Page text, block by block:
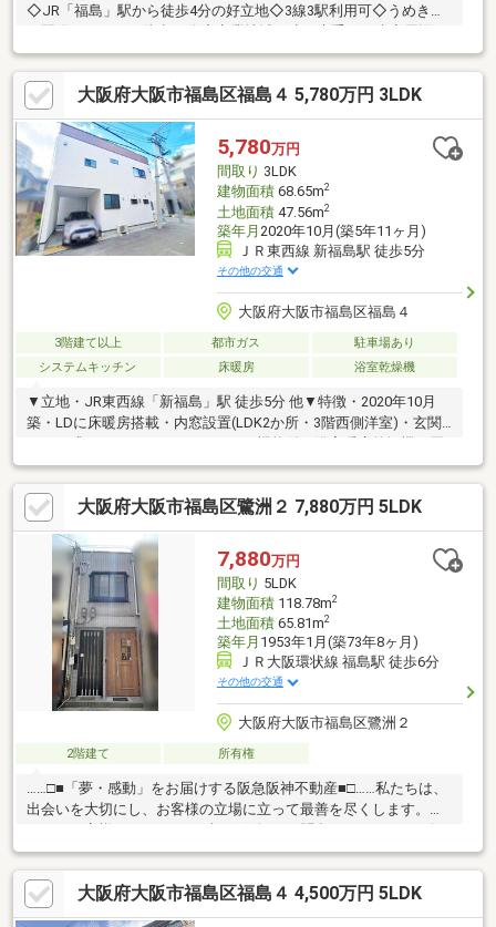
◇JR「福島」駅から徒歩4分の好立地◇3線3駅利用可◇うめきた
は飲食店やスーパー等も豊富な立地◇信号を通過しない安全ルー
トで通学可能な上福島小学校まで徒歩3分
大阪府大阪市福島区福島４ 5,780万円 3LDK
5,780万円
間取り 3LDK
建物面積68.65m2
土地面積47.56m2
築年月 2020年10月(築5年11ヶ月)
ＪＲ東西線 新福島駅 徒歩5分
その他の交通
大阪府大阪市福島区福島４
3階建て以上 都市ガス
駐車場あり
システムキッチン
床暖房 浴室乾燥機
▼立地・JR東西線「新福島」駅 徒歩5分 他▼特徴・2020年10月
築・LDに床暖房搭載・内窓設置(LDK2か所・3階西側洋室)・玄関
辺環境・MISUGIYA+福島店 徒歩3分(約220m)・大阪市立福島小学
校 徒歩4分(約310m)※土地面積は公簿面積84.70平米を土地面積
47.56平米と他私道面積約37.14平米に机上で分筆した概算値※容積
率は前面道路幅員により240%に制限
大阪府大阪市福島区鷺洲２ 7,880万円 5LDK
7,880万円
間取り 5LDK
建物面積118.78m2
土地面積65.81m2
築年月 1953年1月(築73年8ヶ月)
ＪＲ大阪環状線 福島駅 徒歩6分
その他の交通
大阪府大阪市福島区鷺洲２
2階建て 所有権
……□■「夢・感動」をお届けする阪急阪神不動産■□……私たちは、
出会いを大切にし、お客様の立場に立って最善を尽くします。す
築済・2025年3月 １階 間取り変更等住居改築工事・2024年5
月 2階 間取り変更等住居改築工事□2駅利用可！・大阪環状線
「福島」駅 徒歩約6分・JR東西線「新福島」駅 徒歩約9分□多
用途に使える物件です♪ 2世帯住宅、住みながら片方を賃貸経
大阪府大阪市福島区福島４ 4,500万円 5LDK